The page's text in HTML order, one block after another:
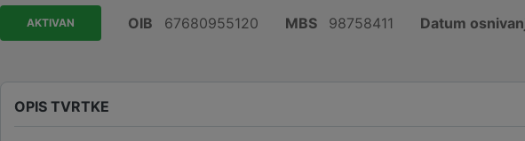
AKTIVAN OIB 67680955120 MBS 98758411 Datum
OPIS TVRTKE